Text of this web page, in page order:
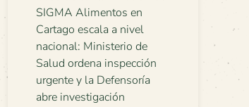
SIGMA Alimentos en
Cartago escala a nivel
nacional: Ministerio de
Salud ordena inspección
urgente y la Defensoría
abre investigación